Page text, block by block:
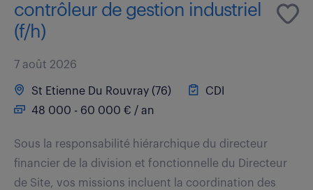
contrôleur de gestion industriel
(f/h)
7 août 2026
St Etienne Du Rouvray (76)
CDI
48 000 - 60 000 € / an
Sous la responsabilité hiérarchique du directeur
financier de la division et fonctionnelle du Directeur
de Site, vos missions incluent la coordination des